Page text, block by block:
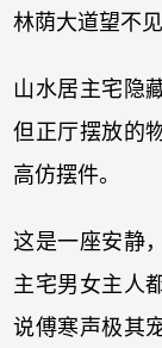
林荫大道望不
山水居主宅隐
但正厅摆放的
高仿摆件。
这是一座安静
主宅男女主人
说傅寒声极其